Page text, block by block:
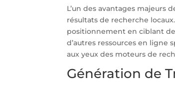
L’un des avantages majeurs
résultats de recherche
positionnement en ciblant
d’autres ressources en ligne
aux yeux des moteurs de
Génération de